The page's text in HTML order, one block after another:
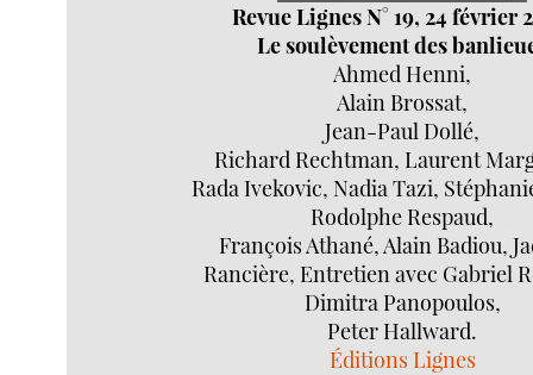
Revue Lignes N° 19, 24 février
Le soulèvement des
Ahmed Henni,
Alain Brossat,
Jean-Paul Dollé,
Richard Rechtman, Laurent
Rada Ivekovic, Nadia Tazi,
Rodolphe Respaud,
François Athané, Alain Badiou,
Rancière, Entretien avec Gabriel
Dimitra Panopoulos,
Peter Hallward.
Éditions Lignes